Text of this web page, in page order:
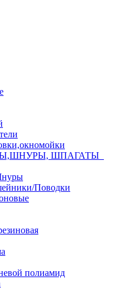
ШПАГАТЫ
Поводки
полиамид